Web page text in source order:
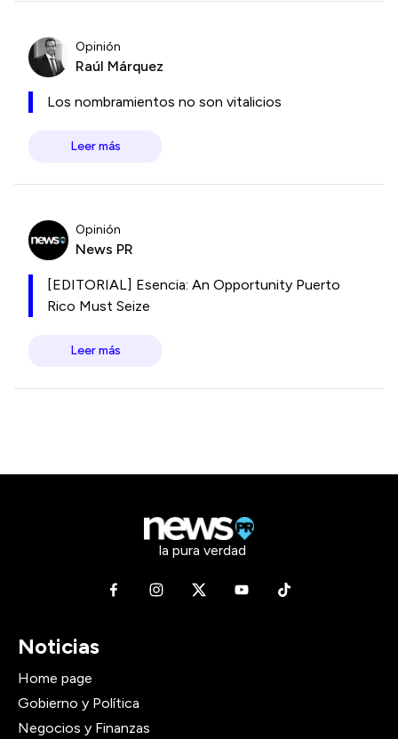
Opinión
Raúl Márquez
Los nombramientos no son vitalicios
Leer más
Opinión
News PR
[EDITORIAL] Esencia: An Opportunity Puerto
Rico Must Seize
Leer más
la pura verdad
Noticias
Home page
Gobierno y Política
Negocios y Finanzas